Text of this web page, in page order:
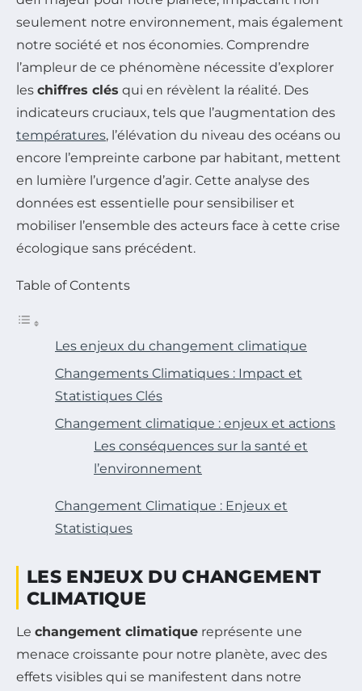
seulement notre environnement, mais également
notre société et nos économies. Comprendre
l’ampleur de ce phénomène nécessite d’explorer
les chiffres clés qui en révèlent la réalité. Des
indicateurs cruciaux, tels que l’augmentation des
températures, l’élévation du niveau des océans ou
encore l’empreinte carbone par habitant, mettent
en lumière l’urgence d’agir. Cette analyse des
données est essentielle pour sensibiliser et
mobiliser l’ensemble des acteurs face à cette crise
écologique sans précédent.
Table of Contents
Les enjeux du changement climatique
Changements Climatiques : Impact et
Statistiques Clés
Changement climatique : enjeux et actions
Les conséquences sur la santé et
l’environnement
Changement Climatique : Enjeux et
Statistiques
LES ENJEUX DU CHANGEMENT
CLIMATIQUE
Le changement climatique représente une
menace croissante pour notre planète, avec des
effets visibles qui se manifestent dans notre